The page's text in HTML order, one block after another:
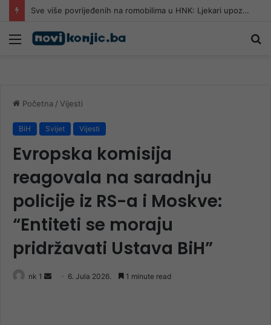
Sve više povrijeđenih na romobilima u HNK: Ljekari upozoravaju da najčešće stradaju djeca
Meni
Početna / Vijesti
BiH Svijet Vijesti
Evropska komisija
reagovala na saradnju
policije iz RS-a i Moskve:
“Entiteti se moraju
pridržavati Ustava BiH”
nk 1
Send 6. Jula 2026. 1 minute read